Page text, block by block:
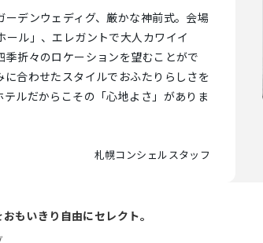
デンウェディグ、厳かな神前式。会場
ル」、エレガントで大人カワイイ
季折々のロケーションを望むことがで
合わせたスタイルでおふたりらしさを
ルだからこその「心地よさ」がありま
札幌コンシェルスタッフ
もいきり自由にセレクト。